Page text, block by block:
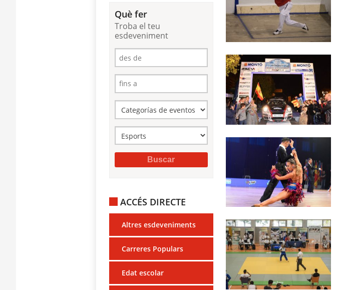
Què fer
Troba el teu
esdeveniment
ACCÉS DIRECTE
Altres esdeveniments
Carreres Populars
Edat escolar